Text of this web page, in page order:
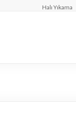
Halı Yıkama